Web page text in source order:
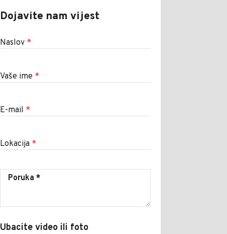
Dojavite nam vijest
Naslov *
Vaše ime *
E-mail *
Lokacija *
Ubacite video ili foto